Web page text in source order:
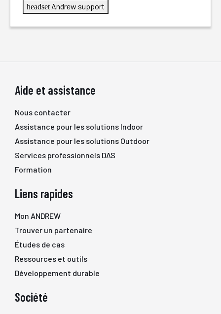
headset Andrew support
Aide et assistance
Nous contacter
Assistance pour les solutions Indoor
Assistance pour les solutions Outdoor
Services professionnels DAS
Formation
Liens rapides
Mon ANDREW
Trouver un partenaire
Études de cas
Ressources et outils
Développement durable
Société